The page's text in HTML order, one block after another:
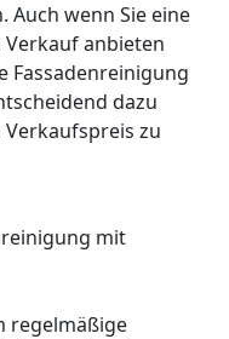
Auch wenn Sie eine
anbieten
Fassadenreinigung
dazu
zu
regelmäßige